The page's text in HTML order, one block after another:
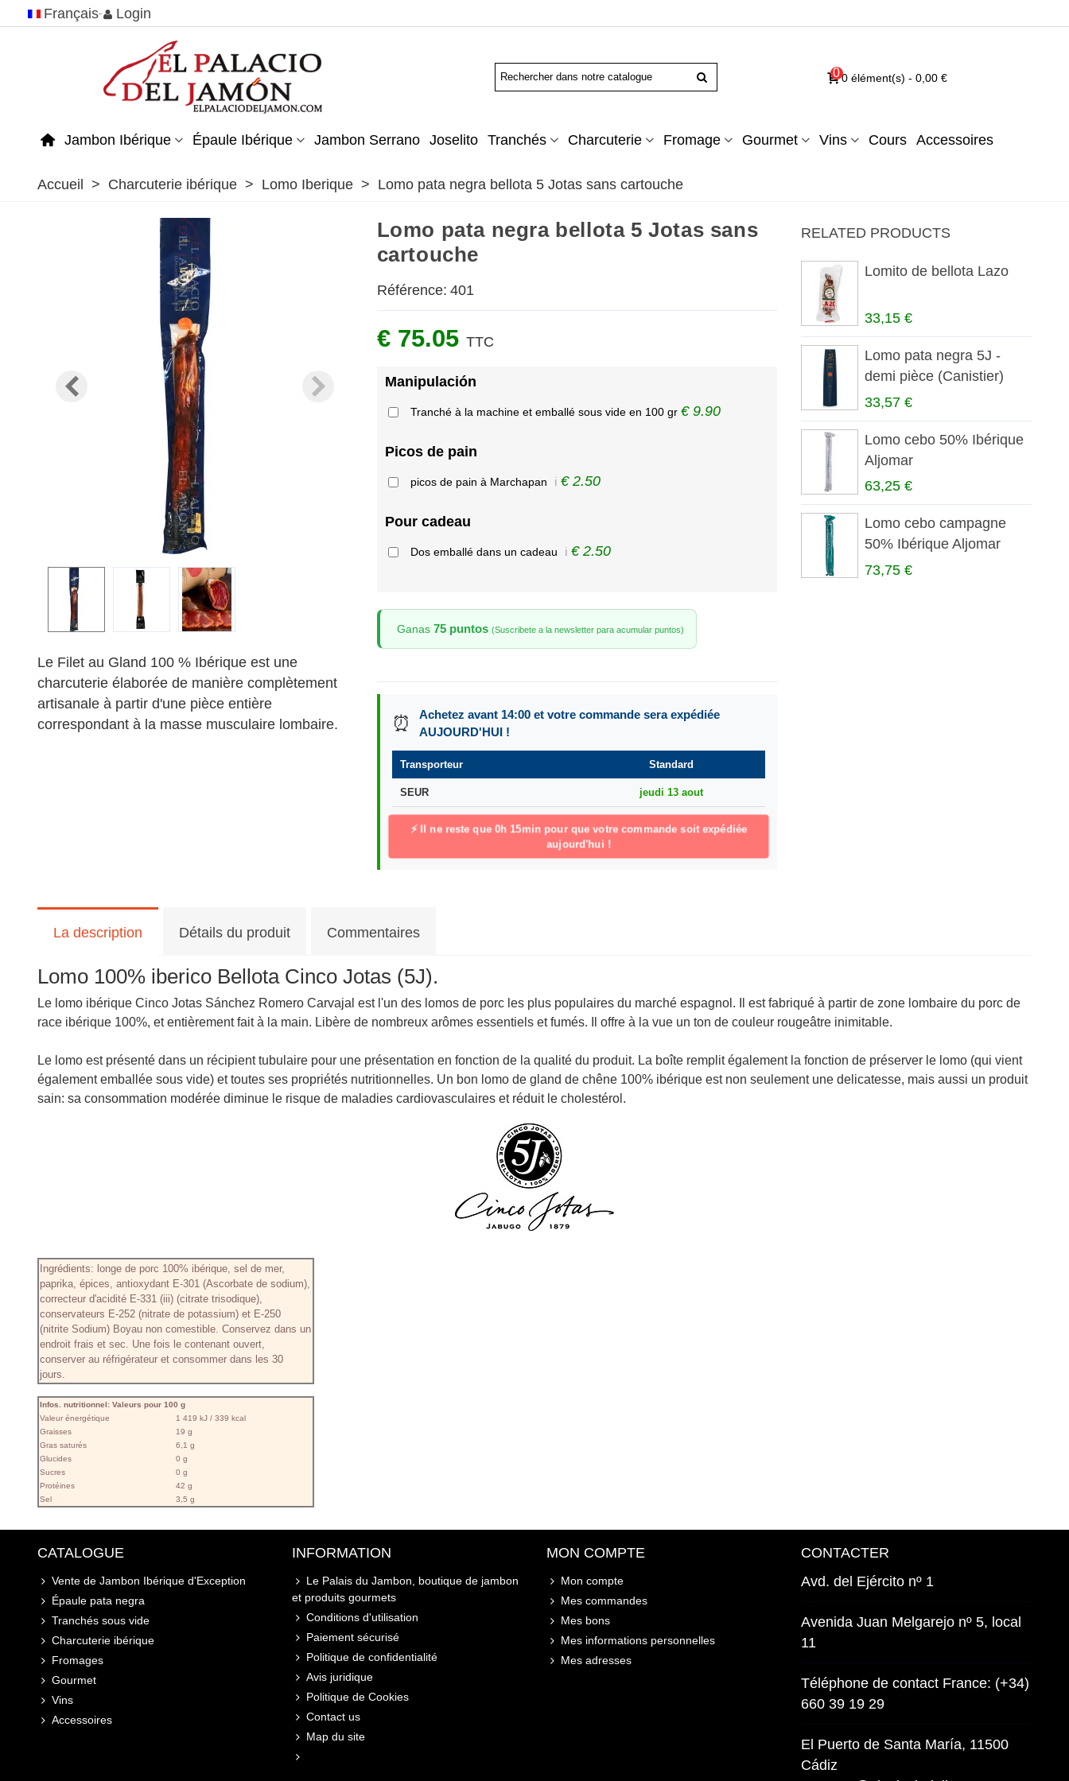
Français Login
00 élément(s) - 0,00 €
Jambon Ibérique Épaule Ibérique Jambon Serrano Joselito Tranchés Charcuterie Fromage Gourmet Vins Cours Accessoires
Accueil > Charcuterie ibérique > Lomo Iberique > Lomo pata negra bellota 5 Jotas sans cartouche
Le Filet au Gland 100 % Ibérique est une
charcuterie élaborée de manière complètement
artisanale à partir d'une pièce entière
correspondant à la masse musculaire lombaire.
Lomo pata negra bellota 5 Jotas sans
cartouche
Référence: 401
€ 75.05 TTC
Manipulación
Tranché à la machine et emballé sous vide en 100 gr € 9.90
Picos de pain
picos de pain à Marchapan ℹ️ € 2.50
Pour cadeau
Dos emballé dans un cadeau ℹ️ € 2.50
Ganas 75 puntos (Suscribete a la newsletter para acumular puntos)
⏰
Achetez avant 14:00 et votre commande sera expédiée
AUJOURD'HUI !
Transporteur Standard
SEUR jeudi 13 aout
⚡ Il ne reste que0h 15min pour que votre commande soit expédiée
aujourd'hui !
RELATED PRODUCTS
Lomito de bellota Lazo
33,15 €
Lomo pata negra 5J -
demi pièce (Canistier)
33,57 €
Lomo cebo 50% Ibérique
Aljomar
63,25 €
Lomo cebo campagne
50% Ibérique Aljomar
73,75 €
La description Détails du produit Commentaires
Lomo 100% iberico Bellota Cinco Jotas (5J).
Le lomo ibérique Cinco Jotas Sánchez Romero Carvajal est l'un des lomos de porc les plus populaires du marché espagnol. Il est fabriqué à partir de zone lombaire du porc de
race ibérique 100%, et entièrement fait à la main. Libère de nombreux arômes essentiels et fumés. Il offre à la vue un ton de couleur rougeâtre inimitable.
Le lomo est présenté dans un récipient tubulaire pour une présentation en fonction de la qualité du produit. La boîte remplit également la fonction de préserver le lomo (qui vient
également emballée sous vide) et toutes ses propriétés nutritionnelles. Un bon lomo de gland de chêne 100% ibérique est non seulement une delicatesse, mais aussi un produit
sain: sa consommation modérée diminue le risque de maladies cardiovasculaires et réduit le cholestérol.
Ingrédients: longe de porc 100% ibérique, sel de mer,
paprika, épices, antioxydant E-301 (Ascorbate de sodium),
correcteur d'acidité E-331 (iii) (citrate trisodique),
conservateurs E-252 (nitrate de potassium) et E-250
(nitrite Sodium) Boyau non comestible. Conservez dans un
endroit frais et sec. Une fois le contenant ouvert,
conserver au réfrigérateur et consommer dans les 30
jours.
Infos. nutritionnel: Valeurs pour 100 g
Valeur énergétique
1 419 kJ / 339 kcal
Graisses
19 g
Gras saturés
6,1 g
Glucides
0 g
Sucres
0 g
Protéines
42 g
Sel
3,5 g
CATALOGUE
Vente de Jambon Ibérique d'Exception
Épaule pata negra
Tranchés sous vide
Charcuterie ibérique
Fromages
Gourmet
Vins
Accessoires
INFORMATION
Le Palais du Jambon, boutique de jambon
et produits gourmets
Conditions d'utilisation
Paiement sécurisé
Politique de confidentialité
Avis juridique
Politique de Cookies
Contact us
Map du site
MON COMPTE
Mon compte
Mes commandes
Mes bons
Mes informations personnelles
Mes adresses
CONTACTER
Avd. del Ejército nº 1
Avenida Juan Melgarejo nº 5, local
11
Téléphone de contact France: (+34)
660 39 19 29
El Puerto de Santa María, 11500
Cádiz